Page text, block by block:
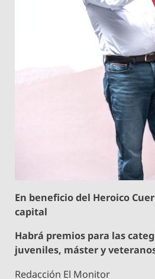
En beneficio del Heroico
capital
Habrá premios para las
juveniles, máster y
Redacción El Monitor